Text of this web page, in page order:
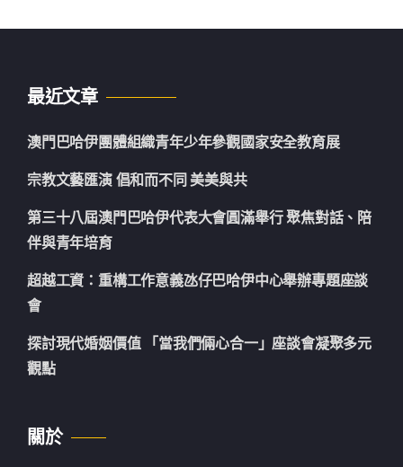
最近文章
澳門巴哈伊團體組織青年少年參觀國家安全教育展
宗教文藝匯演 倡和而不同 美美與共
第三十八屆澳門巴哈伊代表大會圓滿舉行 聚焦對話、陪
伴與青年培育
超越工資：重構工作意義氹仔巴哈伊中心舉辦專題座談
會
探討現代婚姻價值 「當我們倆心合一」座談會凝聚多元
觀點
關於